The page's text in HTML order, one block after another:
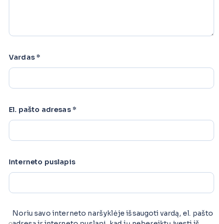
Vardas *
El. pašto adresas *
Interneto puslapis
Noriu savo interneto naršyklėje išsaugoti vardą, el. pašto